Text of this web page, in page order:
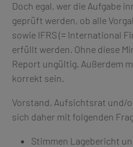
Doch egal, wer die Aufgabe
geprüft werden, ob alle
sowie IFRS (= International
erfüllt werden. Ohne diese
Report ungültig. Außerdem
korrekt sein.
Vorstand, Aufsichtsrat und/
sich daher mit folgenden
Stimmen Lagebericht